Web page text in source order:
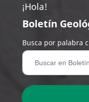
¡Hola!
Boletín
Busca por palabra